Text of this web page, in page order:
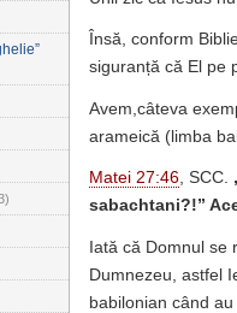
Însă, conform
siguranță că El pe
Avem,câteva
arameică (limba
Matei 27:46, SCC.
sabachtani?!”
Iată că Domnul se
Dumnezeu, astfel
babilonian când